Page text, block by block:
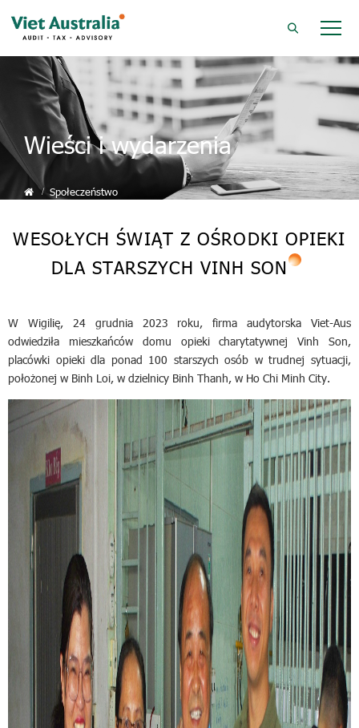
Wieści i wydarzenia
Społeczeństwo
WESOŁYCH ŚWIĄT Z OŚRODKI OPIEKI
DLA STARSZYCH VINH SON
W Wigilię, 24 grudnia 2023 roku, firma audytorska Viet-Aus
odwiedziła mieszkańców domu opieki charytatywnej Vinh Son,
placówki opieki dla ponad 100 starszych osób w trudnej sytuacji,
położonej w Binh Loi, w dzielnicy Binh Thanh, w Ho Chi Minh City.